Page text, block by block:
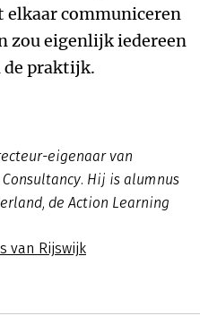
elkaar communiceren
zou eigenlijk iedereen
de praktijk.
eigenaar van
Hij is alumnus
de Action Learning
van Rijswijk